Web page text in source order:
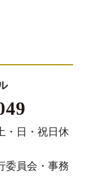
・日・祝日休
委員会・事務